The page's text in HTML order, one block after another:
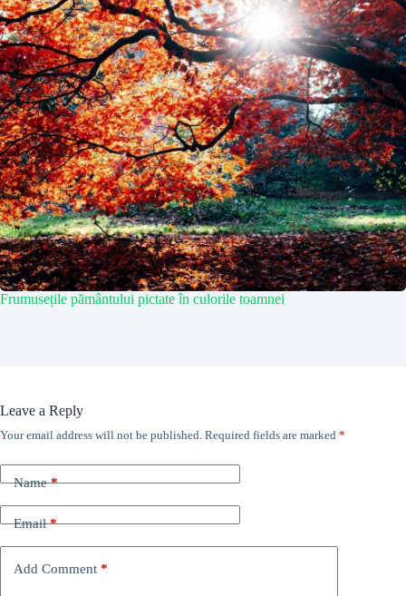
Frumusețile pământului pictate în culorile toamnei
Leave a Reply
Your email address will not be published. Required fields are marked *
Name*
Email*
Add Comment *